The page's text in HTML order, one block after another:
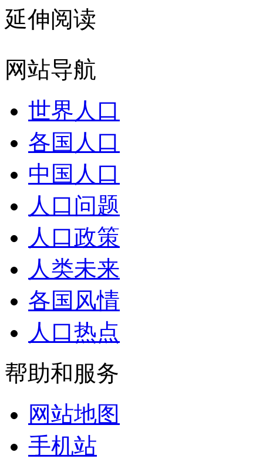
延伸阅读
网站导航
世界人口
各国人口
中国人口
人口问题
人口政策
人类未来
各国风情
人口热点
帮助和服务
网站地图
手机站